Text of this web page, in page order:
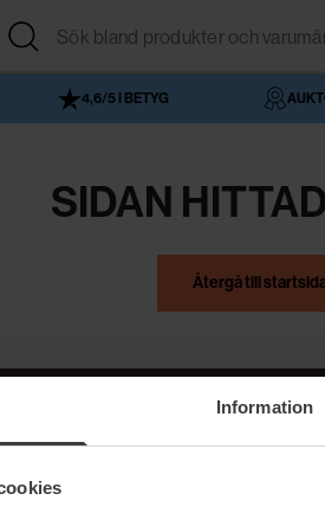
Information
4,6/5 I BETYG
SIDAN
Återgå till
NordicFeel